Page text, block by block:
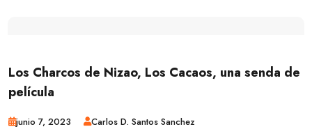
Los Charcos de Nizao, Los Cacaos, una senda de
película
junio 7, 2023 Carlos D. Santos Sanchez